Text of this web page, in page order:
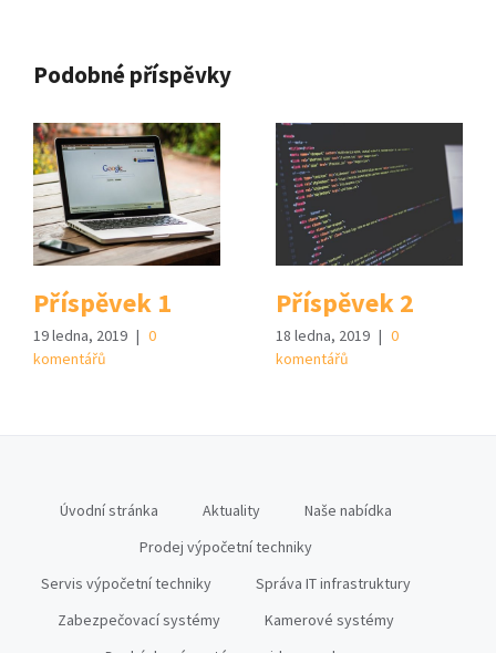
Podobné příspěvky
Příspěvek 1
19 ledna, 2019 | 0
komentářů
Příspěvek 2
18 ledna, 2019 | 0
komentářů
Úvodní stránka Aktuality
Naše nabídka
Prodej výpočetní techniky
Servis výpočetní techniky
Správa IT infrastruktury
Zabezpečovací systémy
Kamerové systémy